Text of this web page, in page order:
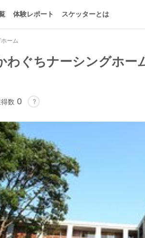
体験レポート スケッターとは
ーム
ぐちナーシングホー
数 0